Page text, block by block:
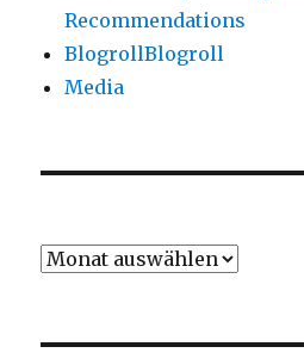
Recommendations
BlogrollBlogroll
Media